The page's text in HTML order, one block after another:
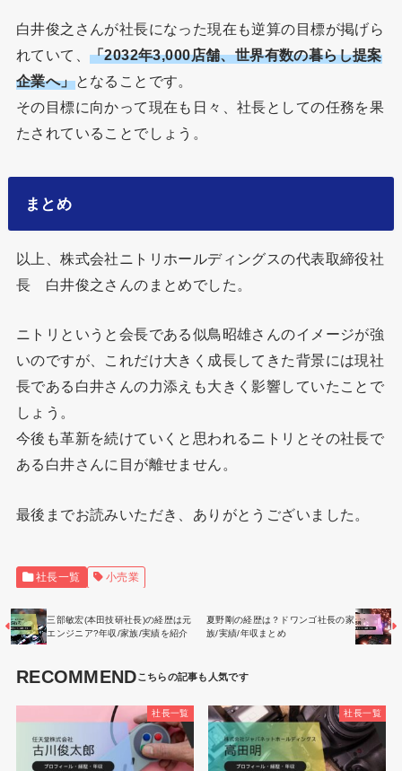
白井俊之さんが社長になった現在も逆算の目標が掲げら
れていて、 「2032年3,000店舗、世界有数の暮らし提案
企業へ」となることです。
その目標に向かって現在も日々、社長としての任務を果
たされていることでしょう。
まとめ
以上、株式会社ニトリホールディングスの代表取締役社
長 白井俊之さんのまとめでした。
ニトリというと会長である似鳥昭雄さんのイメージが強
いのですが、これだけ大きく成長してきた背景には現社
長である白井さんの力添えも大きく影響していたことで
しょう。
今後も革新を続けていくと思われるニトリとその社長で
ある白井さんに目が離せません。
最後までお読みいただき、ありがとうございました。
社長一覧 小売業
三部敏宏(本田技研社長)の経歴は元
エンジニア?年収/家族/実績を紹介
夏野剛の経歴は？ドワンゴ社長の家
族/実績/年収まとめ
RECOMMEND
社長一覧 社長一覧